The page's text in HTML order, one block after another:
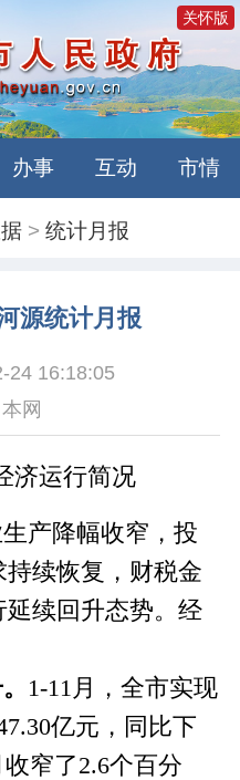
关怀版
办事 互动 市情
>统计月报
源统计月报
24 16:18:05
网
济运行简况
产降幅收窄，投
续恢复，财税金
续回升态势。经
1-11 月，全市实现
亿元，同比下
窄了2.6个百分